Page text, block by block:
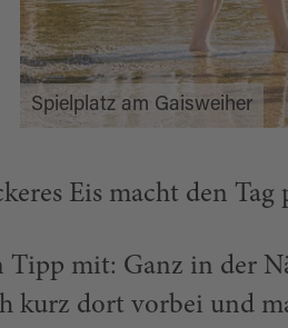
Spielplatz am Gaisweiher
Eis macht den Tag
Tipp mit: Ganz in der
kurz dort vorbei und